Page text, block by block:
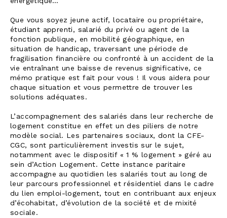
Que vous soyez jeune actif, locataire ou propriétaire,
étudiant apprenti, salarié du privé ou agent de la
fonction publique, en mobilité géographique, en
situation de handicap, traversant une période de
fragilisation financière ou confronté à un accident de la
vie entraînant une baisse de revenus significative, ce
mémo pratique est fait pour vous ! Il vous aidera pour
chaque situation et vous permettre de trouver les
solutions adéquates.
L’accompagnement des salariés dans leur recherche de
logement constitue en effet un des piliers de notre
modèle social. Les partenaires sociaux, dont la CFE-
CGC, sont particulièrement investis sur le sujet,
notamment avec le dispositif « 1 % logement » géré au
sein d’Action Logement. Cette instance paritaire
accompagne au quotidien les salariés tout au long de
leur parcours professionnel et résidentiel dans le cadre
du lien emploi-logement, tout en contribuant aux enjeux
d’écohabitat, d’évolution de la société et de mixité
sociale.